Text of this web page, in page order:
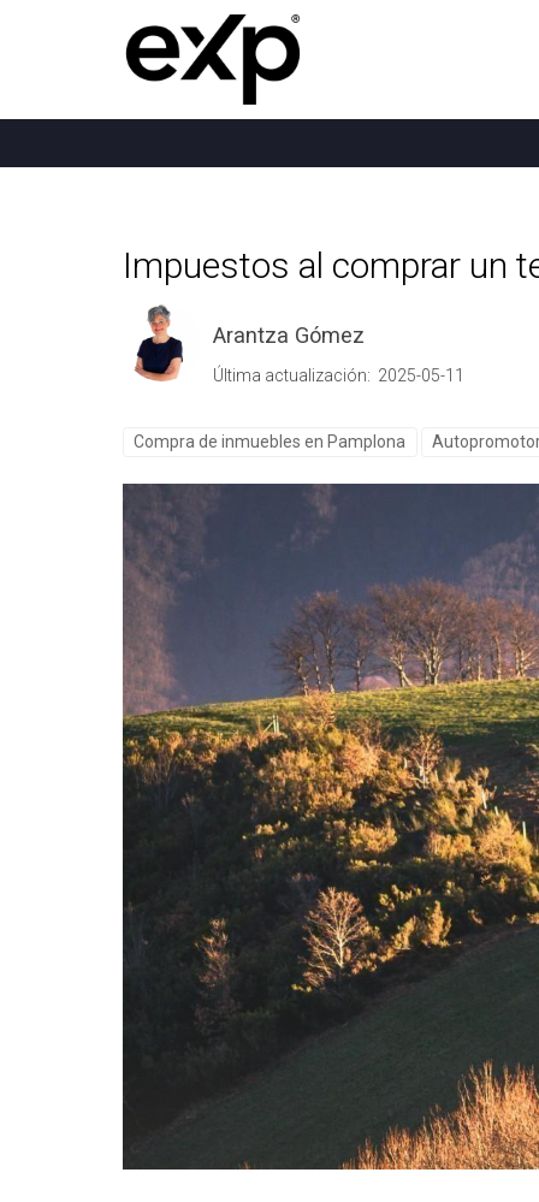
Impuestos al comprar un
Arantza Gómez
Última actualización: 2025-05-11
Compra de inmuebles en Pamplona